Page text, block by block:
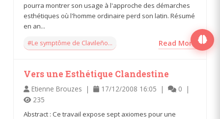
pourra montrer son usage à l'approche des démarches
esthétiques où l'homme ordinaire perd son latin. Résumé
en an...
#Le symptôme de Clavileño...
Read More
Vers une Esthétique Clandestine
Etienne Brouzes | 17/12/2008 16:05 |
0 |
235
Abstract : Ce travail expose sept axiomes pour une